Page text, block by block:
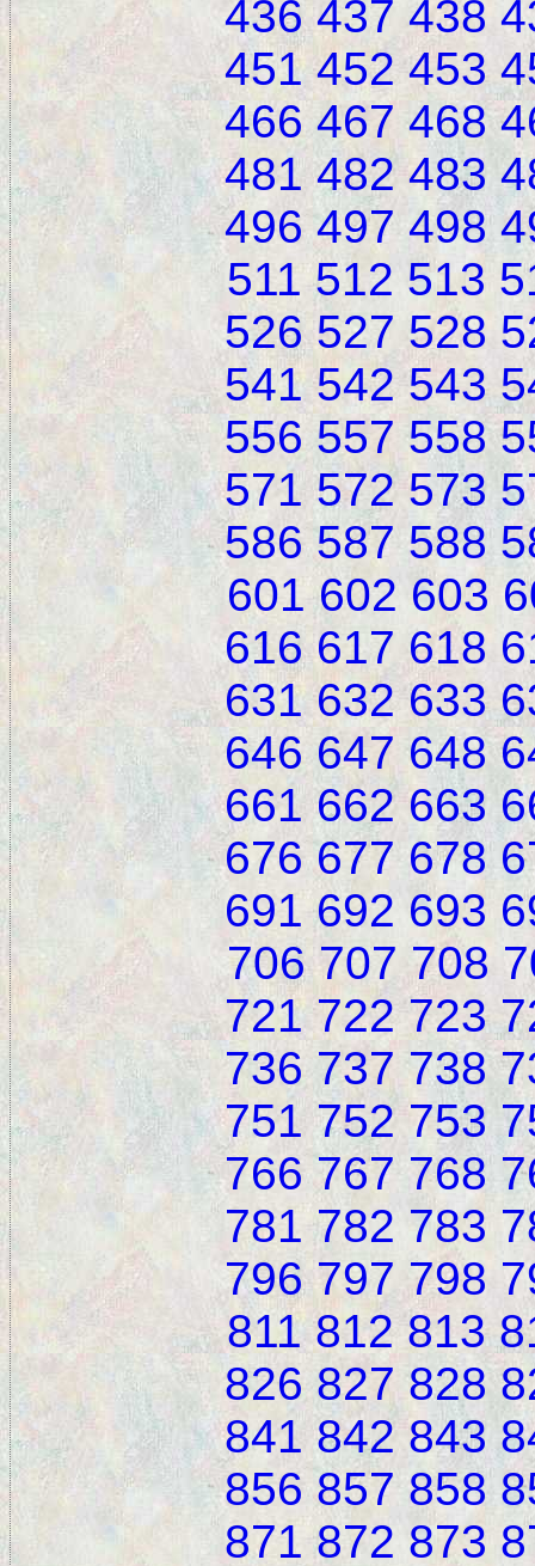
436 437 438
451 452 453
466 467 468
481 482 483
496 497 498
511 512 513
526 527 528
541 542 543
556 557 558
571 572 573
586 587 588
601 602 603
616 617 618
631 632 633
646 647 648
661 662 663
676 677 678
691 692 693
706 707 708
721 722 723
736 737 738
751 752 753
766 767 768
781 782 783
796 797 798
811 812 813
826 827 828
841 842 843
856 857 858
871 872 873